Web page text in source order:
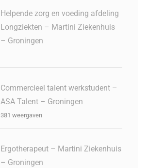
Helpende zorg en voeding afdeling
Longziekten – Martini Ziekenhuis
– Groningen
Commercieel talent werkstudent –
ASA Talent – Groningen
381 weergaven
Ergotherapeut – Martini Ziekenhuis
– Groningen